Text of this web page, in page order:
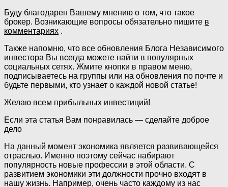
Буду благодарен Вашему мнению о том, что такое
брокер. Возникающие вопросы обязательно пишите в
комментариях .
Также напомню, что все обновления Блога Независимого
инвестора Вы всегда можете найти в популярных
социальных сетях. Жмите кнопки в правом меню,
подписываетесь на группы или на обновления по почте и
будьте первыми, кто узнает о каждой новой статье!
Желаю всем прибыльных инвестиций!
Если эта статья Вам понравилась — сделайте доброе
дело
На данный момент экономика является развивающейся
отраслью. Именно поэтому сейчас набирают
популярность новые профессии в этой области. С
развитием экономики эти должности прочно входят в
нашу жизнь. Например, очень часто каждому из нас